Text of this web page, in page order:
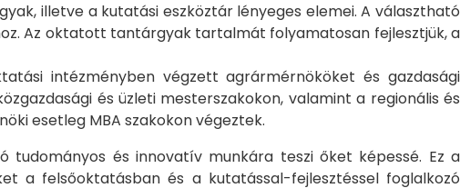
illetve a kutatási eszköztár lényeges elemei. A választható
Az oktatott tantárgyak tartalmát folyamatosan fejlesztjük, a
intézményben végzett agrármérnököket és gazdasági
és üzleti mesterszakokon, valamint a regionális és
esetleg MBA szakokon végeztek.
és innovatív munkára teszi őket képessé. Ez a
a felsőoktatásban és a kutatással-fejlesztéssel foglalkozó